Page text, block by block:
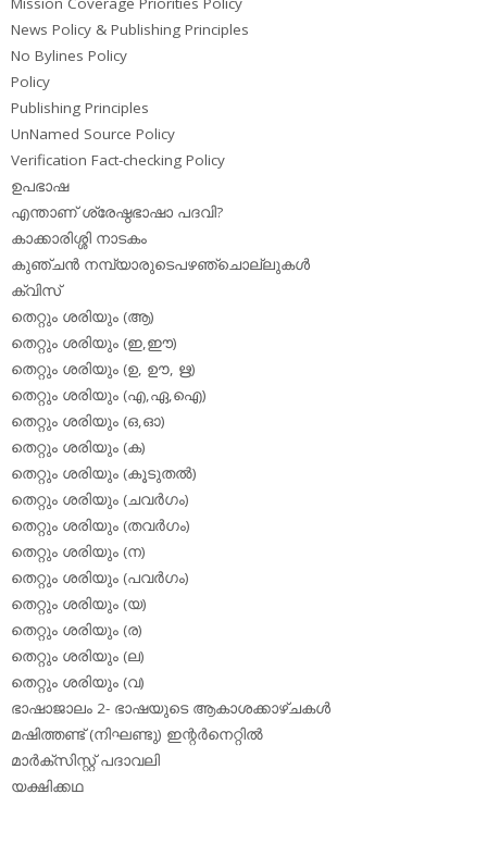
News Policy & Publishing Principles
No Bylines Policy
Policy
Publishing Principles
UnNamed Source Policy
Verification Fact-checking Policy
ഉപഭാഷ
എന്താണ് ശ്രേഷ്ഠഭാഷാ പദവി?
കാക്കാരിശ്ശി നാടകം
കുഞ്ചന്‍ നമ്പ്യാരുടെപഴഞ്ചൊല്ലുകള്‍
ക്വിസ്
തെറ്റും ശരിയും (ആ)
തെറ്റും ശരിയും (ഇ,ഈ)
തെറ്റും ശരിയും (ഉ, ഊ, ഋ)
തെറ്റും ശരിയും (എ,ഏ,ഐ)
തെറ്റും ശരിയും (ഒ,ഓ)
തെറ്റും ശരിയും (ക)
തെറ്റും ശരിയും (കൂടുതല്‍)
തെറ്റും ശരിയും (ചവര്‍ഗം)
തെറ്റും ശരിയും (തവര്‍ഗം)
തെറ്റും ശരിയും (ന)
തെറ്റും ശരിയും (പവര്‍ഗം)
തെറ്റും ശരിയും (യ)
തെറ്റും ശരിയും (ര)
തെറ്റും ശരിയും (ല)
തെറ്റും ശരിയും (വ)
ഭാഷാജാലം 2- ഭാഷയുടെ ആകാശക്കാഴ്ചകള്‍
മഷിത്തണ്ട് (നിഘണ്ടു) ഇന്റര്‍നെറ്റില്‍
മാര്‍ക്‌സിസ്റ്റ് പദാവലി
യക്ഷിക്കഥ